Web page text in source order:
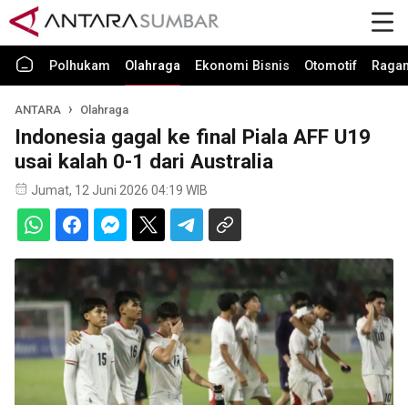
Polhukam Olahraga Ekonomi Bisnis Otomotif
ANTARA Olahraga
Indonesia gagal ke final Piala AFF U19
usai kalah 0-1 dari Australia
Jumat, 12 Juni 2026 04:19 WIB